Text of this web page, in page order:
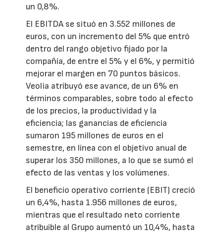
un 0,8%.
El EBITDA se situó en 3.552 millones de
euros, con un incremento del 5% que entró
dentro del rango objetivo fijado por la
compañía, de entre el 5% y el 6%, y permitió
mejorar el margen en 70 puntos básicos.
Veolia atribuyó ese avance, de un 6% en
términos comparables, sobre todo al efecto
de los precios, la productividad y la
eficiencia; las ganancias de eficiencia
sumaron 195 millones de euros en el
semestre, en línea con el objetivo anual de
superar los 350 millones, a lo que se sumó el
efecto de las ventas y los volúmenes.
El beneficio operativo corriente (EBIT) creció
un 6,4%, hasta 1.956 millones de euros,
mientras que el resultado neto corriente
atribuible al Grupo aumentó un 10,4%, hasta